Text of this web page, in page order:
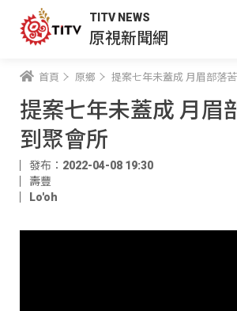
TITV NEWS
原視新聞網
首頁 原鄉 提案七年未蓋成 月眉部落
提案七年未蓋成 月眉
到聚會所
發布：2022-04-08 19:30
壽豐
Lo'oh